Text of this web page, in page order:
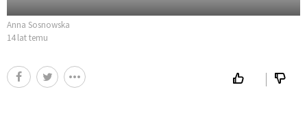
Anna Sosnowska
14 lat temu